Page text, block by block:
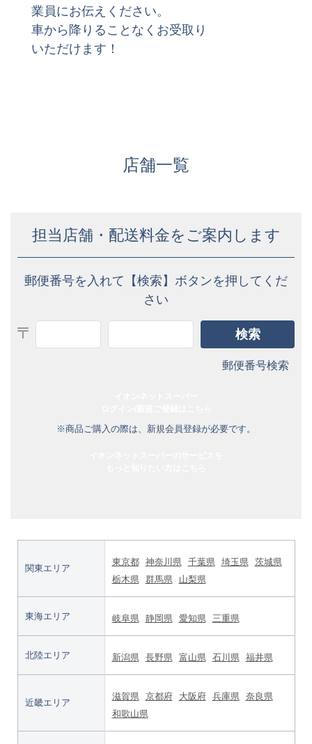
業員にお伝えください。
車から降りることなくお受取り
いただけます！
店舗一覧
担当店舗・配送料金をご案内します
郵便番号を入れて【検索】ボタンを押してくだ
さい
郵便番号検索
※商品ご購入の際は、新規会員登録が必要です。
関東エリア
東京都 神奈川県 千葉県 埼玉県
茨城県
栃木県
群馬県 山梨県
東海エリア 岐阜県 静岡県 愛知県 三重県
北陸エリア 新潟県 長野県 富山県 石川県 福井県
近畿エリア
滋賀県 京都府 大阪府 兵庫県
奈良県
和歌山県